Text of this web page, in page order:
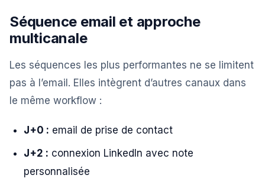
Séquence email et approche
multicanale
Les séquences les plus performantes ne se limitent
pas à l’email. Elles intègrent d’autres canaux dans
le même workflow :
J+0 : email de prise de contact
J+2 : connexion LinkedIn avec note
personnalisée